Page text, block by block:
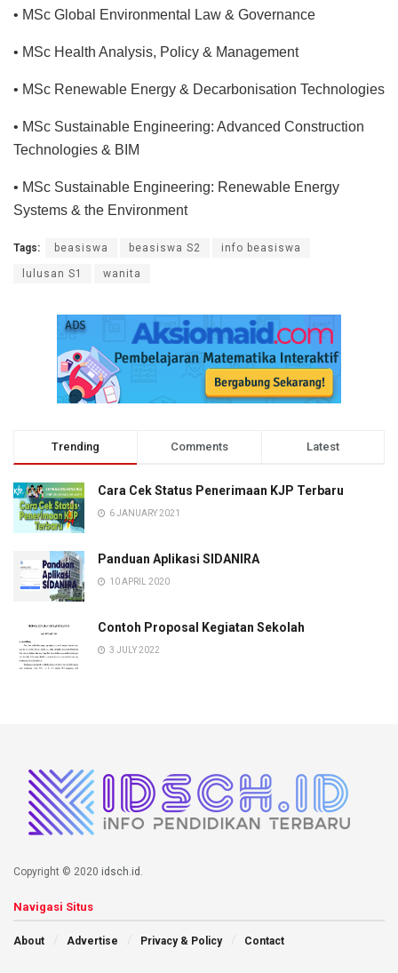
• MSc Global Environmental Law & Governance
• MSc Health Analysis, Policy & Management
• MSc Renewable Energy & Decarbonisation Technologies
• MSc Sustainable Engineering: Advanced Construction
Technologies & BIM
• MSc Sustainable Engineering: Renewable Energy
Systems & the Environment
Tags: beasiswa beasiswa S2 info beasiswa
lulusan S1 wanita
Trending Comments Latest
Cara Cek Status Penerimaan KJP Terbaru
6 JANUARY 2021
Panduan Aplikasi SIDANIRA
10 APRIL 2020
Contoh Proposal Kegiatan Sekolah
3 JULY 2022
Copyright © 2020 idsch.id
Navigasi Situs
About Advertise Privacy & Policy Contact